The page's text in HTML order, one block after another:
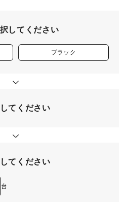
してください
ブラック
てください
てください
台